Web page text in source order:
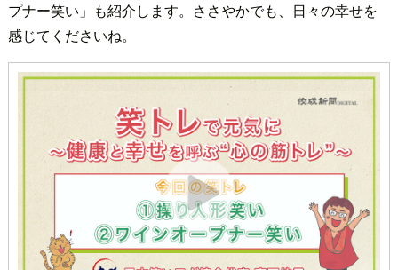
プナー笑い」も紹介します。ささやかでも、日々の幸せを
感じてくださいね。